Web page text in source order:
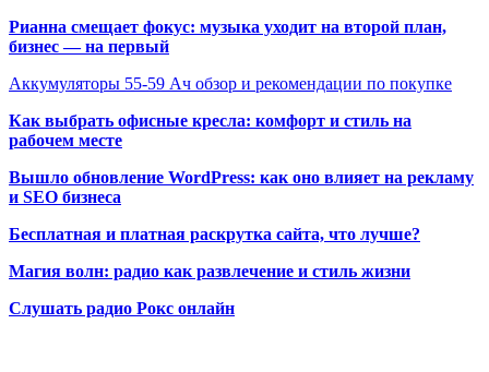
Рианна смещает фокус: музыка уходит на второй план,
бизнес — на первый
Аккумуляторы 55-59 Ач обзор и рекомендации по покупке
Как выбрать офисные кресла: комфорт и стиль на
рабочем месте
Вышло обновление WordPress: как оно влияет на рекламу
и SEO бизнеса
Бесплатная и платная раскрутка сайта, что лучше?
Магия волн: радио как развлечение и стиль жизни
Слушать радио Рокс онлайн